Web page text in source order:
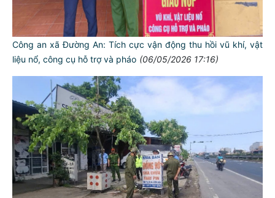
Công an xã Đường An: Tích cực vận động thu hồi vũ khí, vật
liệu nổ, công cụ hỗ trợ và pháo (06/05/2026 17:16)